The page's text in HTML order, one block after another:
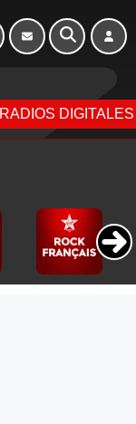
RADIOS DIGITALES
Morning - 6h à 10h